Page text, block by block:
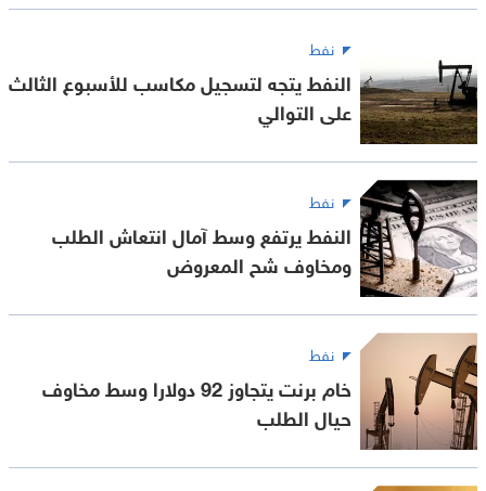
نفط
النفط يتجه لتسجيل مكاسب للأسبوع الثالث
على التوالي
نفط
النفط يرتفع وسط آمال انتعاش الطلب
ومخاوف شح المعروض
نفط
خام برنت يتجاوز 92 دولارا وسط مخاوف
حيال الطلب